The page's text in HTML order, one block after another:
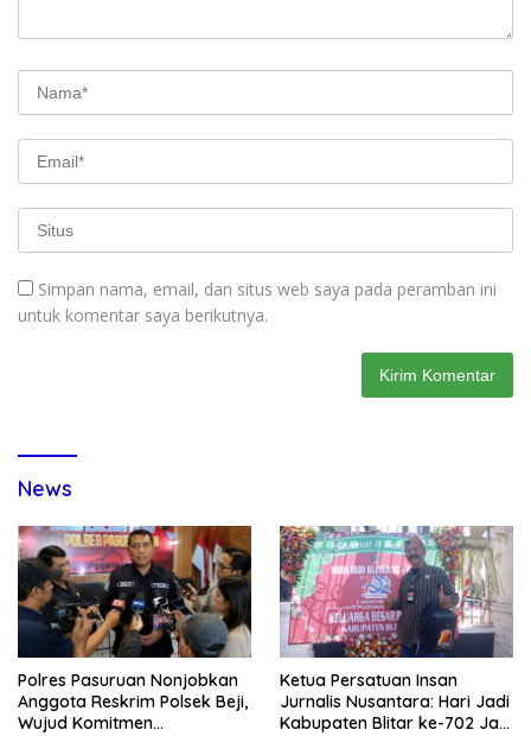
Simpan nama, email, dan situs web saya pada peramban ini
untuk komentar saya berikutnya.
News
Polres Pasuruan Nonjobkan
Anggota Reskrim Polsek Beji,
Wujud Komitmen
Ketua Persatuan Insan
Jurnalis Nusantara: Hari Jadi
Kabupaten Blitar ke-702 Jadi